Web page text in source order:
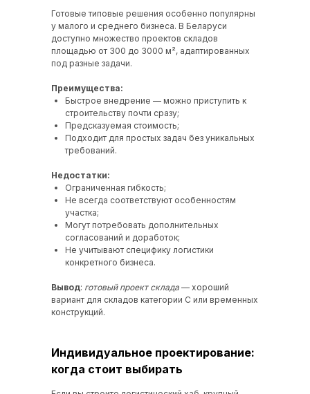
Готовые типовые решения особенно популярны
у малого и среднего бизнеса. В Беларуси
доступно множество проектов складов
площадью от 300 до 3000 м², адаптированных
под разные задачи.
Преимущества:
Быстрое внедрение — можно приступить к
строительству почти сразу;
Предсказуемая стоимость;
Подходит для простых задач без уникальных
требований.
Недостатки:
Ограниченная гибкость;
Не всегда соответствуют особенностям
участка;
Могут потребовать дополнительных
согласований и доработок;
Не учитывают специфику логистики
конкретного бизнеса.
Вывод: готовый проект склада — хороший
вариант для складов категории C или временных
конструкций.
Индивидуальное проектирование:
когда стоит выбирать